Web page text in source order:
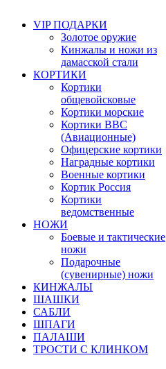
VIP ПОДАРКИ
Золотое оружие
Кинжалы и ножи из
дамасской стали
КОРТИКИ
Кортики
общевойсковые
Кортики морские
Кортики ВВС
(Авиационные)
Офицерские кортики
Наградные кортики
Военные кортики
Кортик Россия
Кортики
ведомственные
НОЖИ
Боевые и тактические
ножи
Подарочные
(сувенирные) ножи
КИНЖАЛЫ
ШАШКИ
САБЛИ
ШПАГИ
ПАЛАШИ
ТРОСТИ С КЛИНКОМ